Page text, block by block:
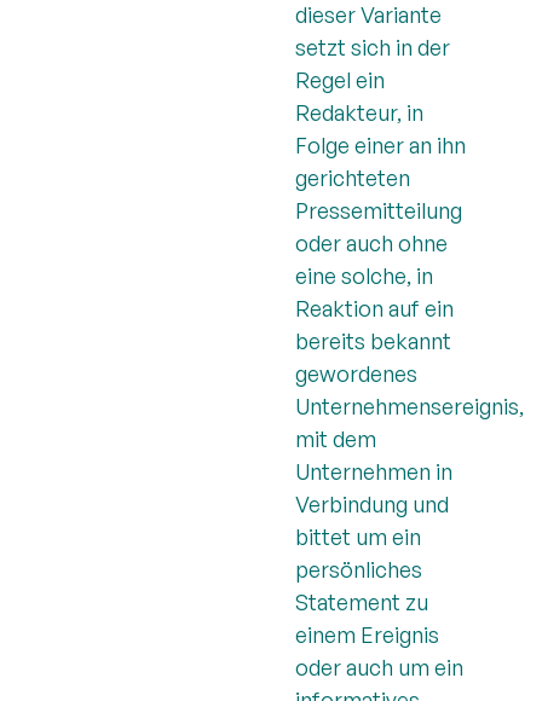
dieser Variante
setzt sich in der
Regel ein
Redakteur, in
Folge einer an ihn
gerichteten
Pressemitteilung
oder auch ohne
eine solche, in
Reaktion auf ein
bereits bekannt
gewordenes
Unternehmensereignis,
mit dem
Unternehmen in
Verbindung und
bittet um ein
persönliches
Statement zu
einem Ereignis
oder auch um ein